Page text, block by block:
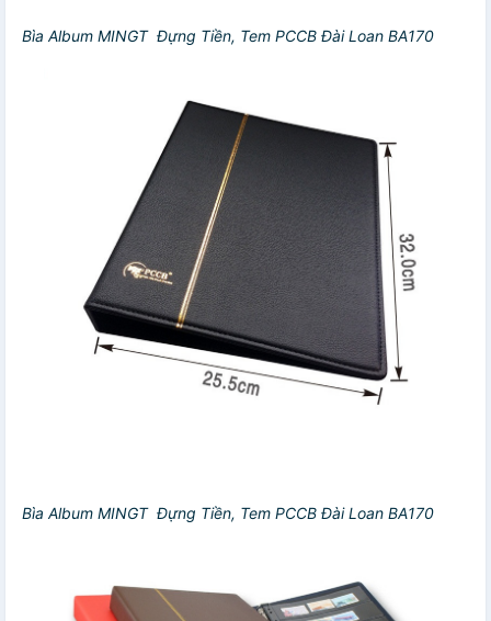
Bìa Album MINGT Đựng Tiền, Tem PCCB Đài Loan BA170
Bìa Album MINGT Đựng Tiền, Tem PCCB Đài Loan BA170